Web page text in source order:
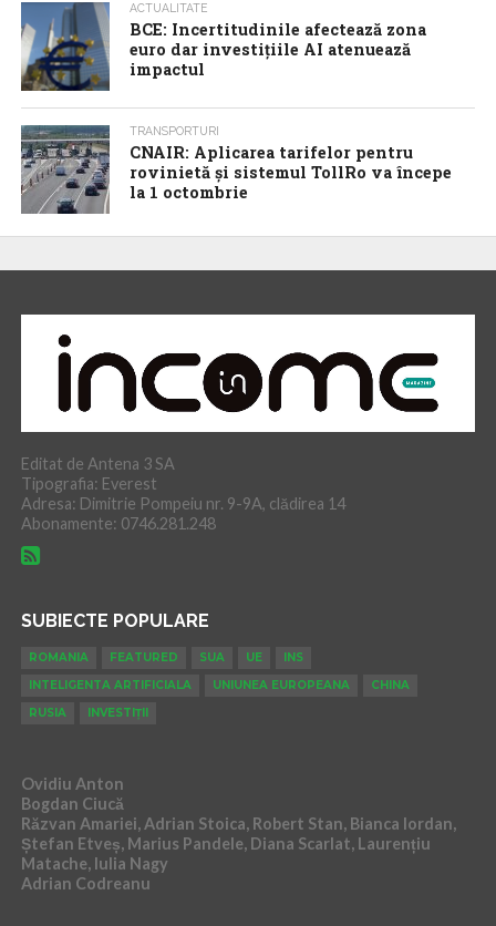
ACTUALITATE
BCE: Incertitudinile afectează zona
euro dar investițiile AI atenuează
impactul
TRANSPORTURI
CNAIR: Aplicarea tarifelor pentru
rovinietă și sistemul TollRo va începe
la 1 octombrie
Editat de Antena 3 SA
Tipografia: Everest
Adresa: Dimitrie Pompeiu nr. 9-9A, clădirea 14
Abonamente: 0746.281.248
SUBIECTE POPULARE
ROMANIA FEATURED SUA UE
INS
INTELIGENTA ARTIFICIALA
UNIUNEA EUROPEANA
CHINA
RUSIA
INVESTIȚII
Ovidiu Anton
Bogdan Ciucă
Răzvan Amariei, Adrian Stoica, Robert Stan, Bianca Iordan,
Ștefan Etveș, Marius Pandele, Diana Scarlat, Laurențiu
Matache, Iulia Nagy
Adrian Codreanu